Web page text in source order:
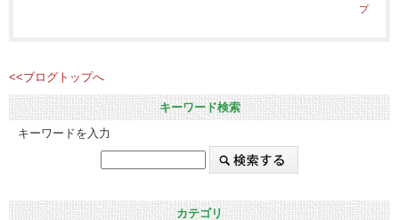
プ
<<ブログトップへ
キーワード検索
キーワードを入力
カテゴリ